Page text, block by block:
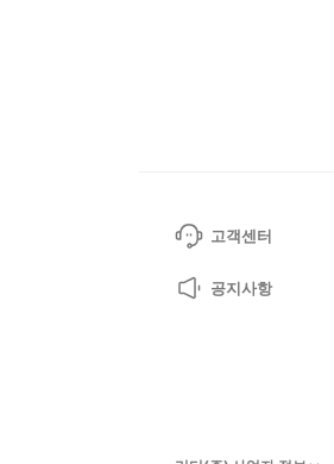
고객센터
공지사항